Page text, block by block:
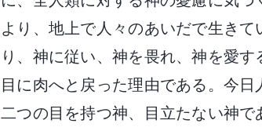
より、地上で人々のあいだで生き
り、神に従い、神を畏れ、神を愛
目に肉へと戻った理由である。今
二つの目を持つ神、目立たない神